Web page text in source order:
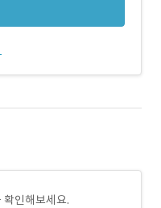
확인해보세요.